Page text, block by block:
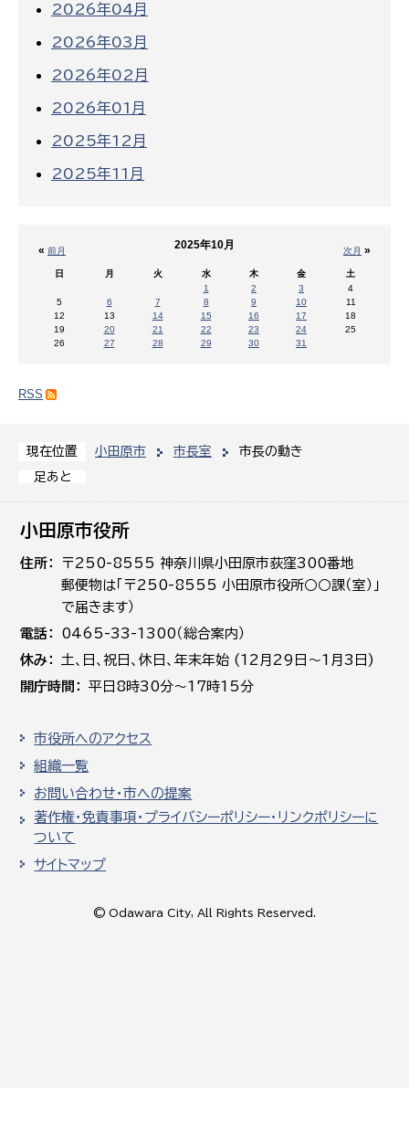
現在位置 小田原市 市長室
市長の動き
足あと
2026年04月
2026年03月
2026年02月
2026年01月
2025年12月
2025年11月
« 前月 次月 »
2025年10月
日 月 火 水 木 金
土
1
2 3
4
5
6 7 8 9 10
11
12
13 14 15 16 17
18
19
20 21 22 23 24
25
26
27 28 29 30 31
RSS
小田原市役所
住所
〒250-8555 神奈川県小田原市荻窪300番地
郵便物は「〒250-8555 小田原市役所○○課（室）」
で届きます）
電話
0465-33-1300（総合案内）
休み
土､日､祝日、休日、年末年始 (12月29日～1月3日)
開庁時間
平日8時30分～17時15分
市役所へのアクセス
組織一覧
お問い合わせ・市への提案
著作権・免責事項・プライバシーポリシー・リンクポリシーに
ついて
サイトマップ
© Odawara City, All Rights Reserved.